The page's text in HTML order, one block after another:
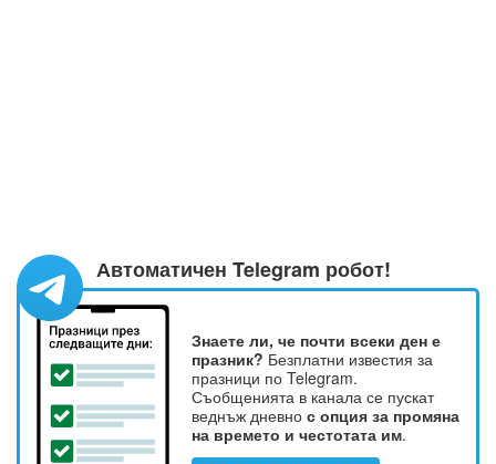
Автоматичен Telegram робот!
Знаете ли, че почти всеки ден е
празник? Безплатни известия за
празници по Telegram.
Съобщенията в канала се пускат
веднъж дневно с опция за промяна
на времето и честотата им.